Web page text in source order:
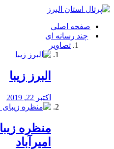
فصد
شرق
تهران
خشکشویی
صفحه اصلی
چند رسانه ای
تصاویر
البرز زیبا
اکتبر 22, 2019
منظره‌‌
امیرآباد